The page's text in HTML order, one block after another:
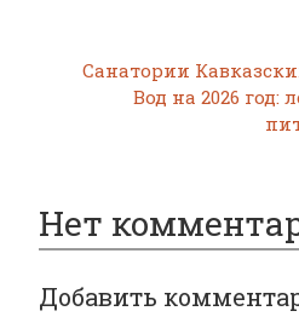
Санатории
Вод на 2026 год:
Нет
Добавить